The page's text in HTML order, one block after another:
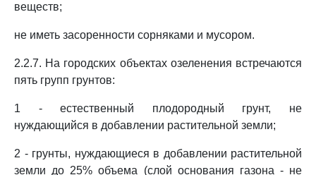
веществ;
не иметь засоренности сорняками и мусором.
2.2.7. На городских объектах озеленения встречаются
пять групп грунтов:
1 - естественный плодородный грунт, не
нуждающийся в добавлении растительной земли;
2 - грунты, нуждающиеся в добавлении растительной
земли до 25% объема (слой основания газона - не